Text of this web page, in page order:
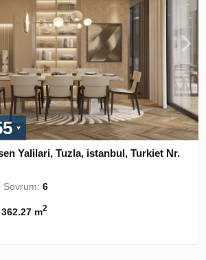
Yalilari, Tuzla, istanbul, Turkiet Nr.
Sovrum:6
362.27 m2